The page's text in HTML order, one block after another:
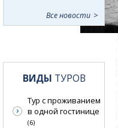
Все новости
ВИДЫ ТУРОВ
Тур с проживанием
в одной гостинице
(6)